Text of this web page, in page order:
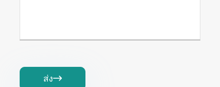
ส่ง